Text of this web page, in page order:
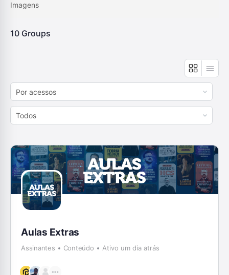
Imagens
10 Groups
Order
By:
Order
By:
Aulas Extras
Assinantes Conteúdo Ativo um dia atrás